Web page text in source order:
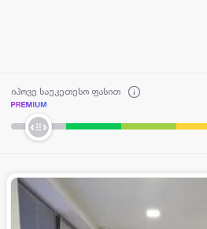
იპოვე საუკეთესო ფასით